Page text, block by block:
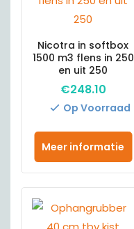
Nicotra in softbox
1500 m3 flens in 250
en uit 250
€248.10
Meer informatie
Op Voorraad